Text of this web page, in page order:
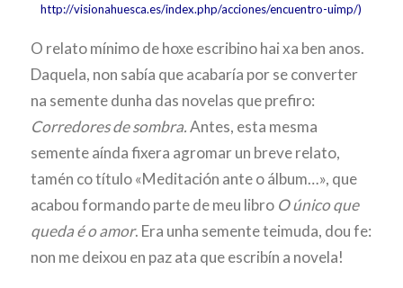
http://visionahuesca.es/index.php/acciones/encuentro-uimp/)
O relato mínimo de hoxe escribino hai xa ben anos.
Daquela, non sabía que acabaría por se converter
na semente dunha das novelas que prefiro:
Corredores de sombra.Antes, esta mesma
semente aínda fixera agromar un breve relato,
tamén co título «Meditación ante o álbum…», que
acabou formando parte de meu libro O único que
queda é o amor. Era unha semente teimuda, dou fe:
non me deixou en paz ata que escribín a novela!